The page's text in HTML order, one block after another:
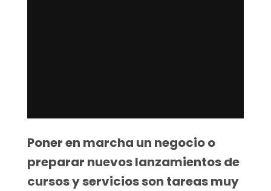
Poner en marcha un negocio o
preparar nuevos lanzamientos de
cursos y servicios son tareas muy